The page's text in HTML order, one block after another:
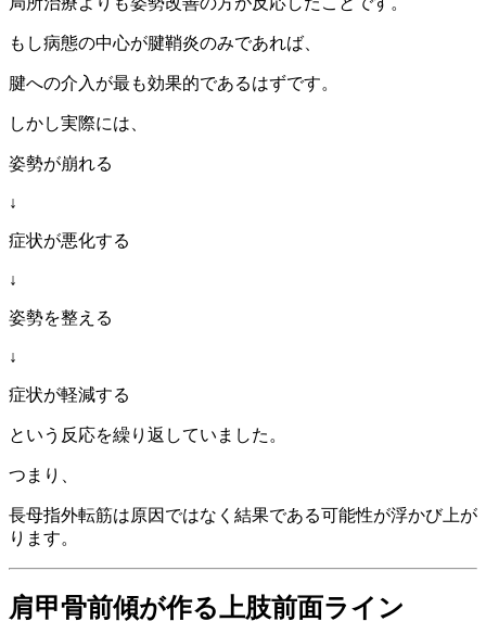
もし病態の中心が腱鞘炎のみであれば、
腱への介入が最も効果的であるはずです。
しかし実際には、
姿勢が崩れる
↓
症状が悪化する
↓
姿勢を整える
↓
症状が軽減する
という反応を繰り返していました。
つまり、
長母指外転筋は原因ではなく結果である可能性が浮かび上が
ります。
肩甲骨前傾が作る上肢前面ライン